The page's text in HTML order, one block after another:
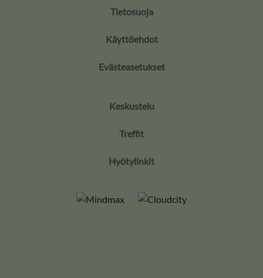
Tietosuoja
Käyttöehdot
Evästeasetukset
Keskustelu
Treffit
Hyötylinkit